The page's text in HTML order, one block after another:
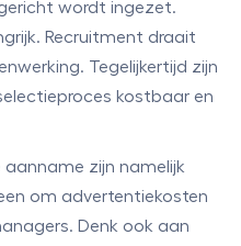
wordt ingezet.
Recruitment draait
Tegelijkertijd zijn
kostbaar en
aanname zijn namelijk
om advertentiekosten
Denk ook aan